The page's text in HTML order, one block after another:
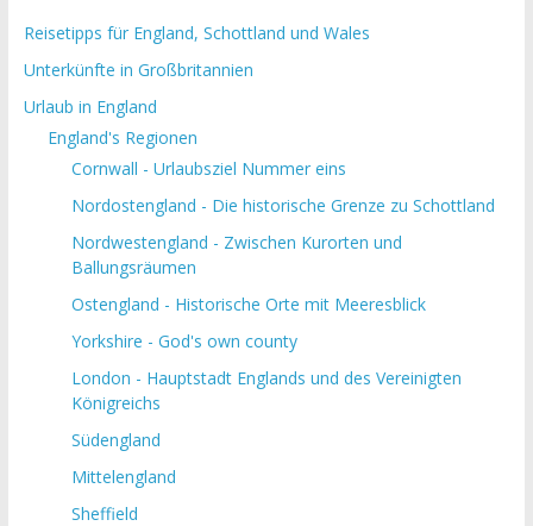
Reisetipps für England, Schottland und Wales
Unterkünfte in Großbritannien
Urlaub in England
England's Regionen
Cornwall - Urlaubsziel Nummer eins
Nordostengland - Die historische Grenze zu Schottland
Nordwestengland - Zwischen Kurorten und
Ballungsräumen
Ostengland - Historische Orte mit Meeresblick
Yorkshire - God's own county
London - Hauptstadt Englands und des Vereinigten
Königreichs
Südengland
Mittelengland
Sheffield